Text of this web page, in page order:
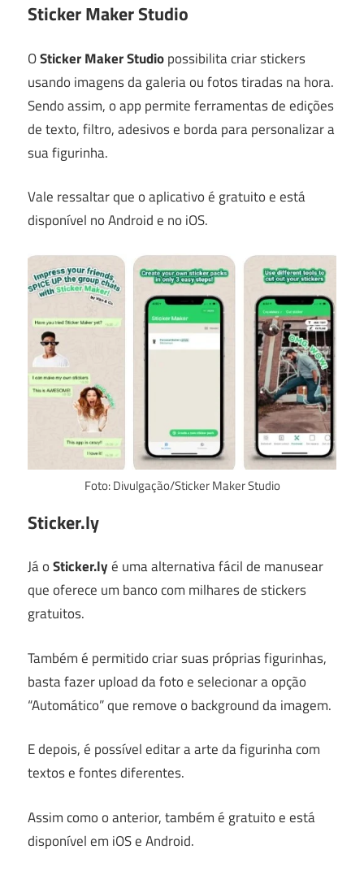
Sticker Maker Studio
OSticker Maker Studiopossibilita criar stickers
usando imagens da galeria ou fotos tiradas na hora.
Sendo assim, o app permite ferramentas de edições
de texto, filtro, adesivos e borda para personalizar a
sua figurinha.
Vale ressaltar que o aplicativo é gratuito e está
disponível no Android e no iOS.
Foto: Divulgação/Sticker Maker Studio
Sticker.ly
Já oSticker.lyé uma alternativa fácil de manusear
que oferece um banco com milhares de stickers
gratuitos.
Também é permitido criar suas próprias figurinhas,
basta fazer upload da foto e selecionar a opção
“Automático” que remove o background da imagem.
E depois, é possível editar a arte da figurinha com
textos e fontes diferentes.
Assim como o anterior, também é gratuito e está
disponível em iOS e Android.